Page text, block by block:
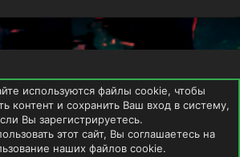
и правила
Помощь
используются файлы cookie, чтобы
контент и сохранить Ваш вход в систему,
Вы зарегистрируетесь.
этот сайт, Вы соглашаетесь на
наших файлов cookie.